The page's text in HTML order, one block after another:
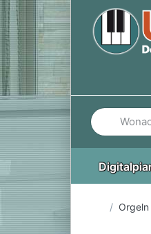
Geben Sie
Startseite
Orgeln